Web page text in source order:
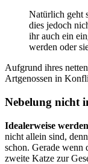
Natürlich geht
dies jedoch
ihr auch ein
werden oder
Aufgrund ihres
Artgenossen in
Nebelung nicht
Idealerweise
nicht allein sind, denn
schon. Gerade wenn
zweite Katze zur